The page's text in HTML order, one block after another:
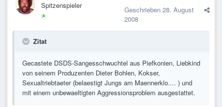
Spitzenspieler Geschrieben 28. August
2008
Zitat
Gecastete DSDS-Sangesschwuchtel aus Piefkonien, Liebkind
von seinem Produzenten Dieter Bohlen, Kokser,
Sexualtriebtaeter (belaestigt Jungs am Maennerklo.... ) und
mit einem unbewaeltigten Aggressionsproblem ausgestattet.